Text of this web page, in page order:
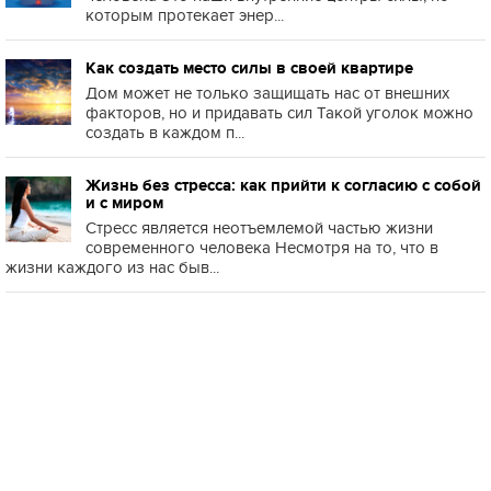
которым протекает энер...
Как создать место силы в своей квартире
Дом может не только защищать нас от внешних
факторов, но и придавать сил Такой уголок можно
создать в каждом п...
Жизнь без стресса: как прийти к согласию с собой
и с миром
Стресс является неотъемлемой частью жизни
современного человека Несмотря на то, что в
жизни каждого из нас быв...